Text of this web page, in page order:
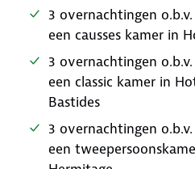
3 overnachtingen
een causses kamer in
3 overnachtingen
een classic kamer in
Bastides
3 overnachtingen
een